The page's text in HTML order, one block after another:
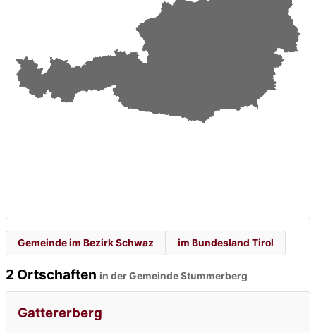
Gemeinde im Bezirk Schwaz im Bundesland Tirol
2 Ortschaften in der Gemeinde Stummerberg
Gattererberg